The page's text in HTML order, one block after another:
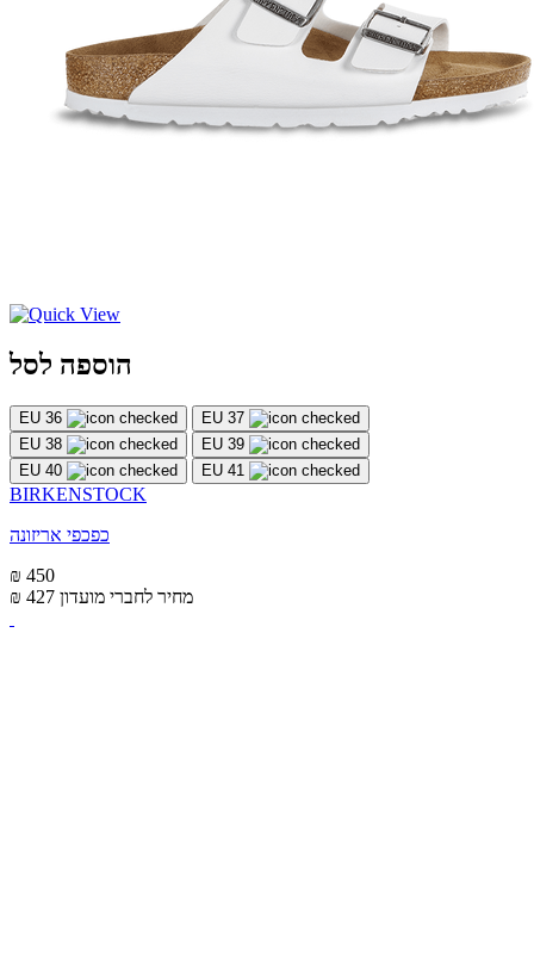
הוספה לסל
EU 36
EU 37
EU 38
EU 39
EU 40
EU 41
BIRKENSTOCK
כפכפי אריזונה
₪ 450
₪ 427 מחיר לחברי מועדון